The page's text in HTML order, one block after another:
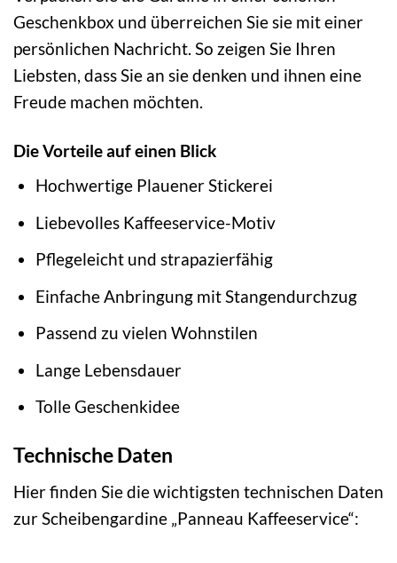
Geschenkbox und überreichen Sie sie mit einer
persönlichen Nachricht. So zeigen Sie Ihren
Liebsten, dass Sie an sie denken und ihnen eine
Freude machen möchten.
Die Vorteile auf einen Blick
Hochwertige Plauener Stickerei
Liebevolles Kaffeeservice-Motiv
Pflegeleicht und strapazierfähig
Einfache Anbringung mit Stangendurchzug
Passend zu vielen Wohnstilen
Lange Lebensdauer
Tolle Geschenkidee
Technische Daten
Hier finden Sie die wichtigsten technischen Daten
zur Scheibengardine „Panneau Kaffeeservice“: